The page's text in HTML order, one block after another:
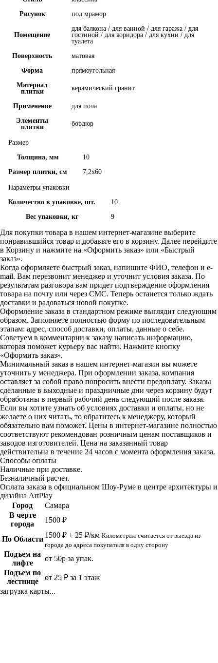
Рисунок
под мрамор
Помещение
для балкона / для ванной / для гаража / для
гостиной / для коридора / для кухни / для
туалета
Поверхность
матовая
Форма
прямоугольная
Материал
плитки
керамический гранит
Применение
для пола
Элементы
плитки
бордюр
Размер
Толщина, мм
10
Размер плитки, см
7,2x60
Параметры упаковки
Количество в упаковке, шт.
10
Вес упаковки, кг
9
Для покупки товара в нашем интернет-магазине выберите
понравившийся товар и добавьте его в корзину. Далее перейдите
в Корзину и нажмите на «Оформить заказ» или «Быстрый
заказ».
Когда оформляете быстрый заказ, напишите ФИО, телефон и e-
mail. Вам перезвонит менеджер и уточнит условия заказа. По
результатам разговора вам придет подтверждение оформления
товара на почту или через СМС. Теперь останется только ждать
доставки и радоваться новой покупке.
Оформление заказа в стандартном режиме выглядит следующим
образом. Заполняете полностью форму по последовательным
этапам: адрес, способ доставки, оплаты, данные о себе.
Советуем в комментарии к заказу написать информацию,
которая поможет курьеру вас найти. Нажмите кнопку
«Оформить заказ».
Минимальный заказ в нашем интернет-магазин вы можете
уточнить у менеджера. При оформлении заказа, компания
оставляет за собой право попросить внести предоплату. Заказы
сделанные в выходные и праздничные дни через корзину будут
обработаны в первый рабочий день следующий после заказа.
Если вы хотите узнать об условиях доставки и оплаты, но не
желаете о них читать, то обратитесь к менеджеру, который
обязательно вам поможет. Цены в интернет-магазине полностью
соответствуют рекомендован розничным ценам поставщиков и
заводов изготовителей. Цена на заказанный товар
действительна в течение 24 часов с момента оформления заказа.
Способы оплаты
Наличные при доставке.
Безналичный расчет.
Оплата заказа в официальном Шоу-Руме в центре архитектуры и
дизайна ArtPlay
Город
Самара
В черте
города
1500 ₽
По Области 1500 ₽ + 25 ₽/км Километраж считается от выезда из
города до адреса покупателя в одну сторону
Подъем на
лифте
от 50р за упак.
Подъем по
лестнице
от 25 ₽ за 1 этаж
загрузка карты...